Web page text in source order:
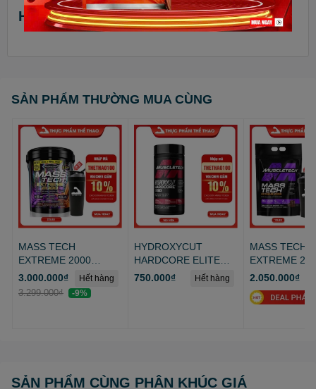
HỎI ĐÁP - BÌNH LUẬN
SẢN PHẨM THƯỜNG MUA CÙNG
MASS TECH
EXTREME 2000
(22lbs)
3.000.000₫
3.299.000₫ -9%
Hết hàng
HYDROXYCUT
HARDCORE ELITE
(100v - 110v)
750.000₫ Hết hàng
MASS TECH
EXTREME
(12lbs)
2.050.000₫
SẢN PHẨM CÙNG PHÂN KHÚC GIÁ